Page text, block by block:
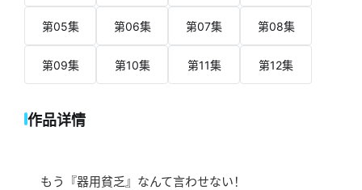
極の『器用貧乏』は、最強の『万能者』を目指して突き進
む。 大逆転の異世界王道ファンタジーが開幕！
第05集 第06集 第07集 第08集
第09集 第10集 第11集 第12集
作品详情
もう『器用貧乏』なんて言わせない！